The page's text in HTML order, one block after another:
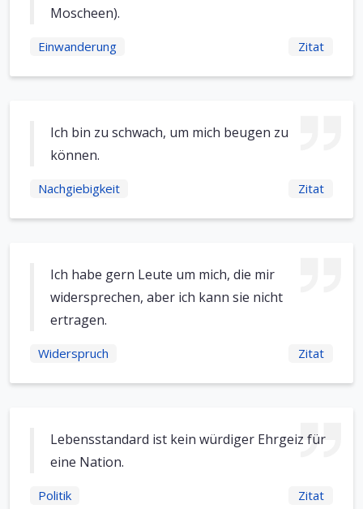
Moscheen).
Einwanderung Zitat
Ich bin zu schwach, um mich beugen zu
können.
Nachgiebigkeit Zitat
Ich habe gern Leute um mich, die mir
widersprechen, aber ich kann sie nicht
ertragen.
Widerspruch Zitat
Lebensstandard ist kein würdiger Ehrgeiz für
eine Nation.
Politik Zitat